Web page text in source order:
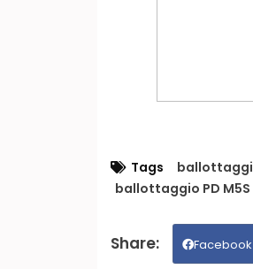
Tags ballottaggi
ballottaggio PD M5S
Facebook